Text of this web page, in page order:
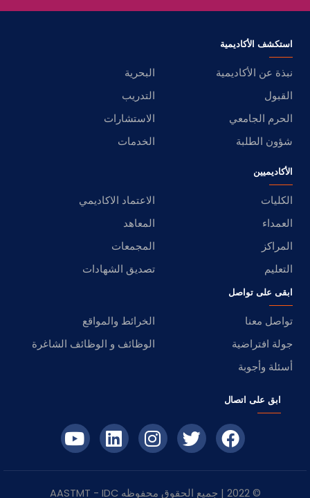
استكشف الأكاديمية
نبذة عن الأكاديمية
البحرية
القبول
التدريب
الحرم الجامعي
الاستشارات
شؤون الطلبة
الخدمات
الأكاديميين
الكليات
الاعتماد الاكاديمي
العمداء
المعاهد
المراكز
المجمعات
التعليم
تصديق الشهادات
ابقى على تواصل
تواصل معنا
الخرائط والمواقع
جولة افتراضية
الوظائف و الوظائف الشاغرة
أسئلة وأجوبة
ابق على اتصال
© 2022 | جميع الحقوق محفوظه IDC
- AASTMT